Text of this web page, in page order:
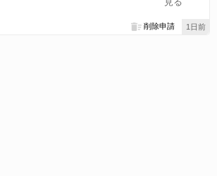
1日前
削除申請